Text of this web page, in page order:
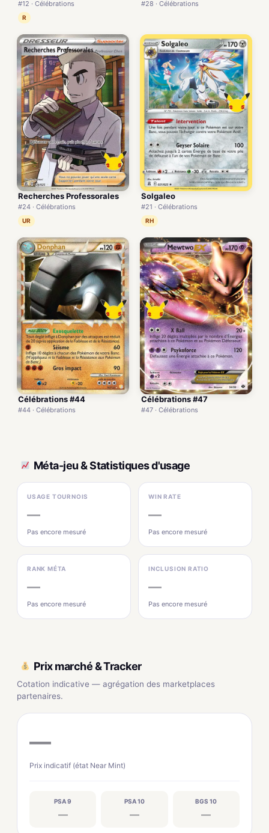
#12 · Célébrations
R
#28 · Célébrations
Recherches Professorales
#24 · Célébrations
UR
Solgaleo
#21 · Célébrations
RH
Célébrations #44
#44 · Célébrations
Célébrations #47
#47 · Célébrations
Méta-jeu & Statistiques d'usage
USAGE TOURNOIS
—
Pas encore mesuré
WIN RATE
—
Pas encore mesuré
RANK MÉTA
—
Pas encore mesuré
INCLUSION RATIO
—
Pas encore mesuré
Prix marché & Tracker
Cotation indicative — agrégation des marketplaces
partenaires.
—
Prix indicatif (état Near Mint)
PSA 9
—
PSA 10
—
BGS 10
—